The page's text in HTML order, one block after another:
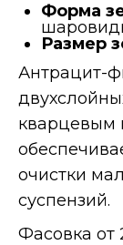
Форма
Размер
Антрацит-
кварцевым
очистки
суспензий.
Фасовка от